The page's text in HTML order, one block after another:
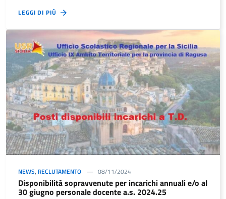
LEGGI DI PIÙ
NEWS, RECLUTAMENTO 08/11/2024
Disponibilità sopravvenute per incarichi annuali e/o al
30 giugno personale docente a.s. 2024.25